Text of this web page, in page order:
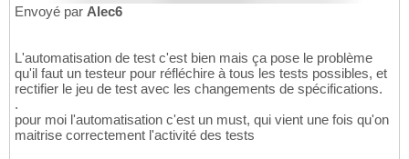
Envoyé par Alec6
L'automatisation de test c'est bien mais ça pose le problème
qu'il faut un testeur pour réfléchire à tous les tests possibles, et
rectifier le jeu de test avec les changements de spécifications.
.
pour moi l'automatisation c'est un must, qui vient une fois qu'on
maitrise correctement l'activité des tests